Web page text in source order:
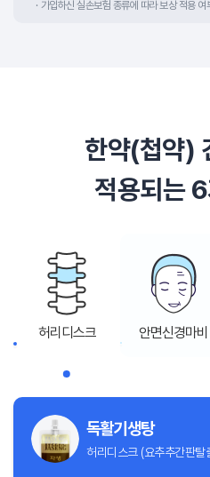
가입하신 실손보험 종류에 따라 보상 적용
한약(첩약)
적용되는
허리디스크 안면신경마비
독활기생탕
허리디스크 (요추추간판탈